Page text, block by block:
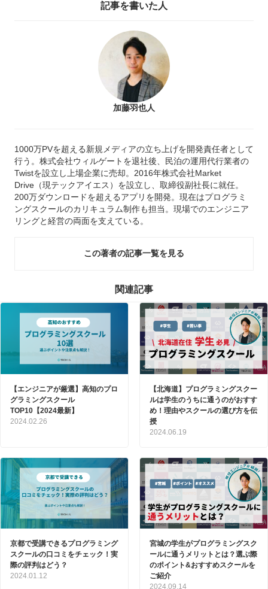
記事を書いた人
加藤羽也人
1000万PVを超える新規メディアの立ち上げを開発責任者として
行う。株式会社ウィルゲートを退社後、民泊の運用代行業者の
Twistを設立し上場企業に売却。2016年株式会社Market
Drive（現テックアイエス）を設立し、取締役副社長に就任。
200万ダウンロードを超えるアプリを開発。現在はプログラミ
ングスクールのカリキュラム制作も担当。現場でのエンジニア
リングと経営の両面を支えている。
この著者の記事一覧を見る
関連記事
【エンジニアが厳選】高知のプロ
グラミングスクール
TOP10【2024最新】
2024.02.26
【北海道】プログラミングスクー
ルは学生のうちに通うのがおすす
め！理由やスクールの選び方を伝
授
2024.06.19
京都で受講できるプログラミング
スクールの口コミをチェック！実
際の評判はどう？
2024.01.12
宮城の学生がプログラミングスク
ールに通うメリットとは？選ぶ際
のポイント&おすすめスクールを
ご紹介
2024.09.14